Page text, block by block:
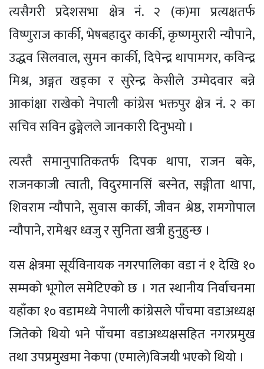
त्यसैगरी प्रदेशसभा क्षेत्र नं. २ (क)मा प्रत्यक्षतर्फ
विष्णुराज कार्की, भेषबहादुर कार्की, कृष्णमुरारी न्यौपाने,
उद्धव सिलवाल, सुमन कार्की, दिपेन्द्र थापामगर, कविन्द्र
मिश्र, अङ्गत खड्का र सुरेन्द्र केसीले उम्मेदवार बन्ने
आकांक्षा राखेको नेपाली कांग्रेस भक्तपुर क्षेत्र नं. २ का
सचिव सविन ढुङ्गेलले जानकारी दिनुभयो ।
त्यस्तै समानुपातिकतर्फ दिपक थापा, राजन बके,
राजनकाजी त्वाती, विदुरमानसिं बस्नेत, सङ्गीता थापा,
शिवराम न्यौपाने, सुवास कार्की, जीवन श्रेष्ठ, रामगोपाल
न्यौपाने, रामेश्वर ध्वजु र सुनिता खत्री हुनुहुन्छ ।
यस क्षेत्रमा सूर्यविनायक नगरपालिका वडा नं १ देखि १०
सम्मको भूगोल समेटिएको छ । गत स्थानीय निर्वाचनमा
यहाँका १० वडामध्ये नेपाली कांग्रेसले पाँचमा वडाअध्यक्ष
जितेको थियो भने पाँचमा वडाअध्यक्षसहित नगरप्रमुख
तथा उपप्रमुखमा नेकपा (एमाले)विजयी भएको थियो ।